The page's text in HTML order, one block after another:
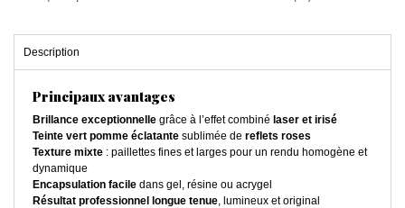
Description
Principaux avantages
Brillance exceptionnelle grâce à l’effet combiné laser et irisé
Teinte vert pomme éclatante sublimée de reflets roses
Texture mixte : paillettes fines et larges pour un rendu homogène et
dynamique
Encapsulation facile dans gel, résine ou acrygel
Résultat professionnel longue tenue, lumineux et original